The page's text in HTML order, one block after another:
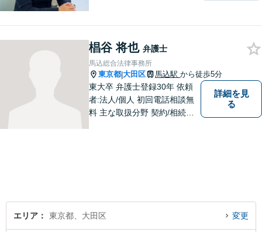
善の解決策を共に検討したい
と考えています。 是非お気軽
にお問合せください。
椙谷 将也 弁護士
馬込総合法律事務所
東京都|大田区 馬込駅 から徒歩5分
東大卒 弁護士登録30年 依頼
者:法人/個人 初回電話相談無
料 主な取扱分野 契約/相続・
詳細を見
る
エリア 東京都、大田区 変更